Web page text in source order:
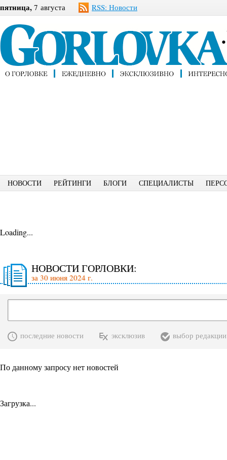
пятница, 7 августа RSS: Новости
НОВОСТИ РЕЙТИНГИ БЛОГИ СПЕЦИАЛИСТЫ
Loading...
НОВОСТИ ГОРЛОВКИ:
за 30 июня 2024 г.
последние новости эксклюзив выбор редакции
По данному запросу нет новостей
Загрузка...